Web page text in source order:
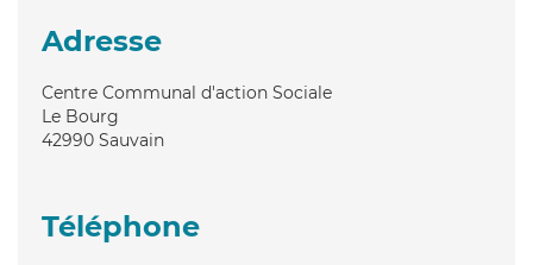
Adresse
Centre Communal d'action Sociale
Le Bourg
42990 Sauvain
Téléphone